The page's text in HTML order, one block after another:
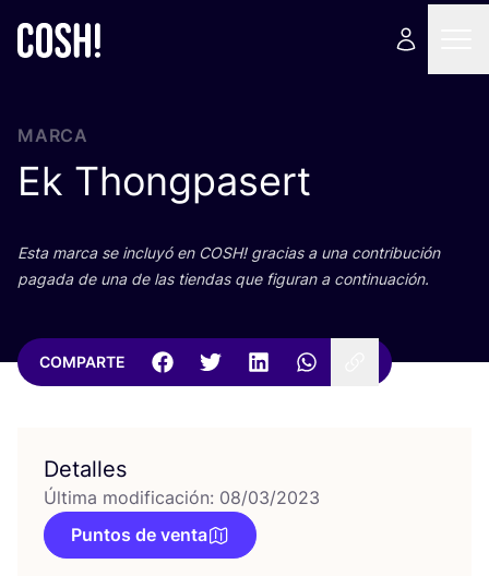
MARCA
Ek Thongpasert
Esta mar­ca se inclu­yó en COSH! gra­cias a una con­tri­bu­ción
paga­da de una de las tien­das que figu­ran a continuación.
COMPARTE
Detalles
Última modificación: 08/03/2023
Puntos de venta